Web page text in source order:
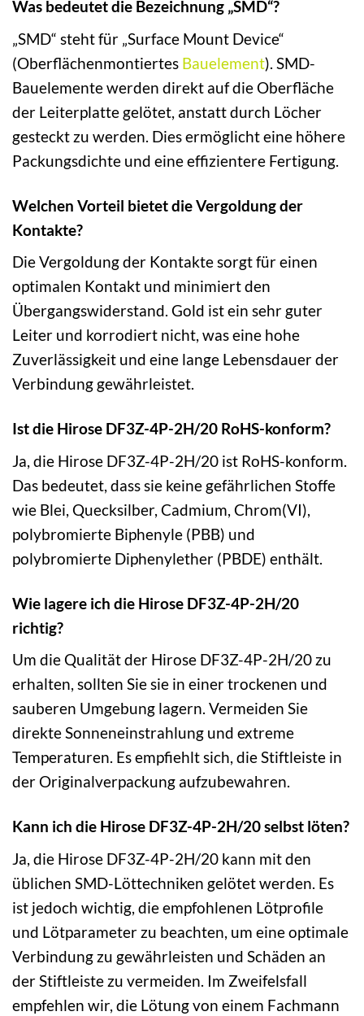
Was bedeutet die Bezeichnung „SMD“?
„SMD“ steht für „Surface Mount Device“
(Oberflächenmontiertes Bauelement). SMD-
Bauelemente werden direkt auf die Oberfläche
der Leiterplatte gelötet, anstatt durch Löcher
gesteckt zu werden. Dies ermöglicht eine höhere
Packungsdichte und eine effizientere Fertigung.
Welchen Vorteil bietet die Vergoldung der
Kontakte?
Die Vergoldung der Kontakte sorgt für einen
optimalen Kontakt und minimiert den
Übergangswiderstand. Gold ist ein sehr guter
Leiter und korrodiert nicht, was eine hohe
Zuverlässigkeit und eine lange Lebensdauer der
Verbindung gewährleistet.
Ist die Hirose DF3Z-4P-2H/20 RoHS-konform?
Ja, die Hirose DF3Z-4P-2H/20 ist RoHS-konform.
Das bedeutet, dass sie keine gefährlichen Stoffe
wie Blei, Quecksilber, Cadmium, Chrom(VI),
polybromierte Biphenyle (PBB) und
polybromierte Diphenylether (PBDE) enthält.
Wie lagere ich die Hirose DF3Z-4P-2H/20
richtig?
Um die Qualität der Hirose DF3Z-4P-2H/20 zu
erhalten, sollten Sie sie in einer trockenen und
sauberen Umgebung lagern. Vermeiden Sie
direkte Sonneneinstrahlung und extreme
Temperaturen. Es empfiehlt sich, die Stiftleiste in
der Originalverpackung aufzubewahren.
Kann ich die Hirose DF3Z-4P-2H/20 selbst löten?
Ja, die Hirose DF3Z-4P-2H/20 kann mit den
üblichen SMD-Löttechniken gelötet werden. Es
ist jedoch wichtig, die empfohlenen Lötprofile
und Lötparameter zu beachten, um eine optimale
Verbindung zu gewährleisten und Schäden an
der Stiftleiste zu vermeiden. Im Zweifelsfall
empfehlen wir, die Lötung von einem Fachmann